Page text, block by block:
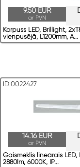
9.50 EUR
ar PVN
Korpuss LED, Brillight,
vienpusējā, L1200mm, A...
ID:0022427
14.16 EUR
ar PVN
Gaismeklis lineārais LED,
2880lm, 6000K, IP...